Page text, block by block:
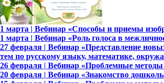
1 марта | Вебинар «Способы и приемы
1 марта | Вебинар «Роль голоса в
27 февраля | Вебинар «Представление
тем по русскому языку, математике,
26 февраля | Вебинар «Проблемные
20 февраля | Вебинар «Знакомство